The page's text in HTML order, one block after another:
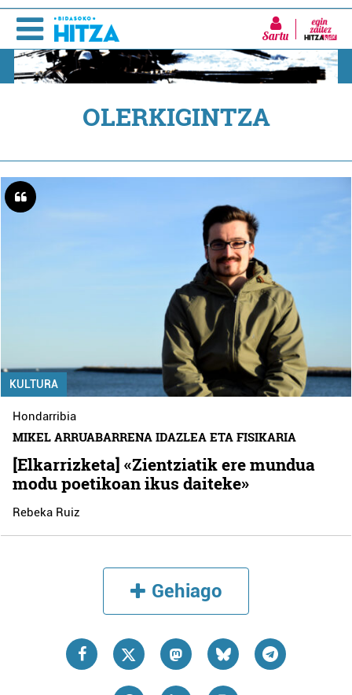
Sartu
OLERKIGINTZA
KULTURA
Hondarribia
MIKEL ARRUABARRENA IDAZLEA ETA FISIKARIA
[Elkarrizketa] «Zientziatik ere mundua
modu poetikoan ikus daiteke»
Rebeka Ruiz
Gehiago